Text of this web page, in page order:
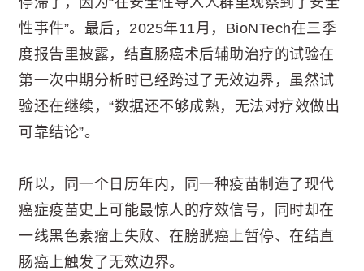
性事件”。最后，2025年11月，BioNTech在三季
度报告里披露，结直肠癌术后辅助治疗的试验在
第一次中期分析时已经跨过了无效边界，虽然试
验还在继续，“数据还不够成熟，无法对疗效做出
可靠结论”。
所以，同一个日历年内，同一种疫苗制造了现代
癌症疫苗史上可能最惊人的疗效信号，同时却在
一线黑色素瘤上失败、在膀胱癌上暂停、在结直
肠癌上触发了无效边界。